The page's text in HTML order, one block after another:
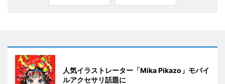
人気イラストレーター「Mika Pikazo」モバイ
ルアクセサリ話題に